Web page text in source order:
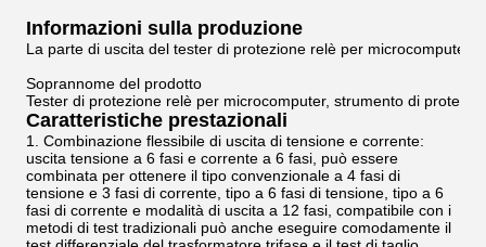
Informazioni sulla produzione
La parte di uscita del tester di protezione relè per microcomputer
Soprannome del prodotto
Tester di protezione relè per microcomputer, strumento di
Caratteristiche prestazionali
1. Combinazione flessibile di uscita di tensione e corrente:
uscita tensione a 6 fasi e corrente a 6 fasi, può essere
combinata per ottenere il tipo convenzionale a 4 fasi di
tensione e 3 fasi di corrente, tipo a 6 fasi di tensione, tipo a 6
fasi di corrente e modalità di uscita a 12 fasi, compatibile con i
metodi di test tradizionali può anche eseguire comodamente il